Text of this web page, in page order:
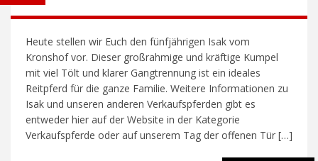
Heute stellen wir Euch den fünfjährigen Isak vom
Kronshof vor. Dieser großrahmige und kräftige Kumpel
mit viel Tölt und klarer Gangtrennung ist ein ideales
Reitpferd für die ganze Familie. Weitere Informationen zu
Isak und unseren anderen Verkaufspferden gibt es
entweder hier auf der Website in der Kategorie
Verkaufspferde oder auf unserem Tag der offenen Tür […]